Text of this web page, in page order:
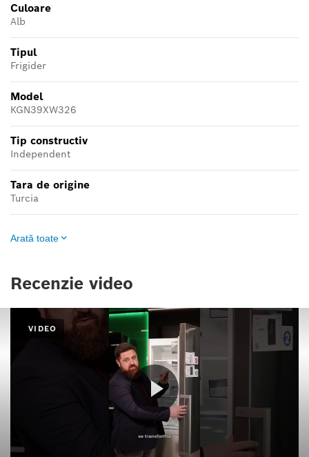
Culoare
Alb
Tipul
Frigider
Model
KGN39XW326
Tip constructiv
Independent
Tara de origine
Turcia
Arată toate
Recenzie video
VIDEO